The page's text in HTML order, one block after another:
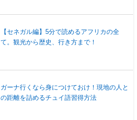
【セネガル編】5分で読めるアフリカの全
て。観光から歴史、行き方まで！
ガーナ行くなら身につけておけ！現地の人と
の距離を詰めるチュイ語習得方法